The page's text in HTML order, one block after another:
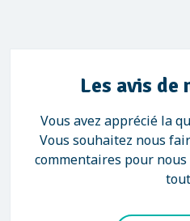
Les avis de
Vous avez apprécié la
Vous souhaitez nous
commentaires pour